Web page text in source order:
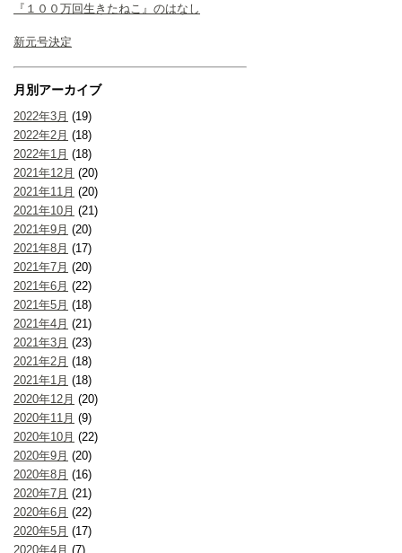
『１００万回生きたねこ』のはなし
新元号決定
月別アーカイブ
2022年3月 (19)
2022年2月 (18)
2022年1月 (18)
2021年12月 (20)
2021年11月 (20)
2021年10月 (21)
2021年9月 (20)
2021年8月 (17)
2021年7月 (20)
2021年6月 (22)
2021年5月 (18)
2021年4月 (21)
2021年3月 (23)
2021年2月 (18)
2021年1月 (18)
2020年12月 (20)
2020年11月 (9)
2020年10月 (22)
2020年9月 (20)
2020年8月 (16)
2020年7月 (21)
2020年6月 (22)
2020年5月 (17)
2020年4月 (7)